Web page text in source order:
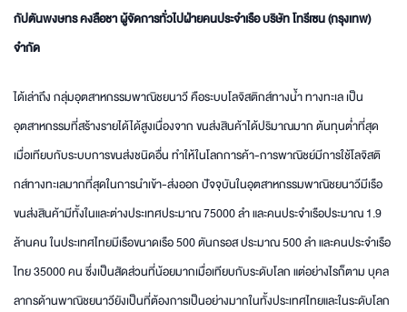
กัปตันพงษทร คงลือชา ผู้จัดการทั่วไปฝ่ายคนประจำเรือ บริษัท โทรีเซน (กรุงเทพ)
จำกัด
ได้เล่าถึง กลุ่มอุตสาหกรรมพาณิชยนาวี คือระบบโลจิสติกส์ทางน้ำ ทางทะเล เป็น
อุตสาหกรรมที่สร้างรายได้ได้สูงเนื่องจาก ขนส่งสินค้าได้ปริมาณมาก ต้นทุนต่ำที่สุด
เมื่อเทียบกับระบบการขนส่งชนิดอื่น ทำให้ในโลกการค้า-การพาณิชย์มีการใช้โลจิสติ
กส์ทางทะเลมากที่สุดในการนำเข้า-ส่งออก ปัจจุบันในอุตสาหกรรมพาณิชยนาวีมีเรือ
ขนส่งสินค้ามีทั้งในและต่างประเทศประมาณ 75000 ลำ และคนประจำเรือประมาณ 1.9
ล้านคน ในประเทศไทยมีเรือขนาดเรือ 500 ตันกรอส ประมาณ 500 ลำ และคนประจำเรือ
ไทย 35000 คน ซึ่งเป็นสัดส่วนที่น้อยมากเมื่อเทียบกับระดับโลก แต่อย่างไรก็ตาม บุคล
ลากรด้านพาณิชยนาวียังเป็นที่ต้องการเป็นอย่างมากในทั้งประเทศไทยและในระดับโลก